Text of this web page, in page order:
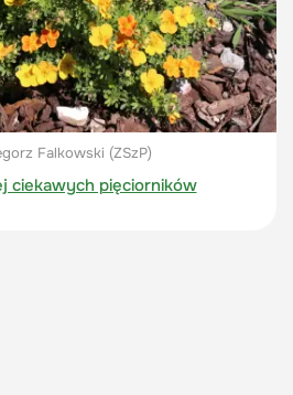
Falkowski (ZSzP)
ciekawych pięciorników